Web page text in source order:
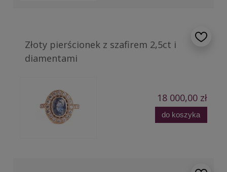
Złoty pierścionek z szafirem 2,5ct i
diamentami
18 000,00 zł
do koszyka